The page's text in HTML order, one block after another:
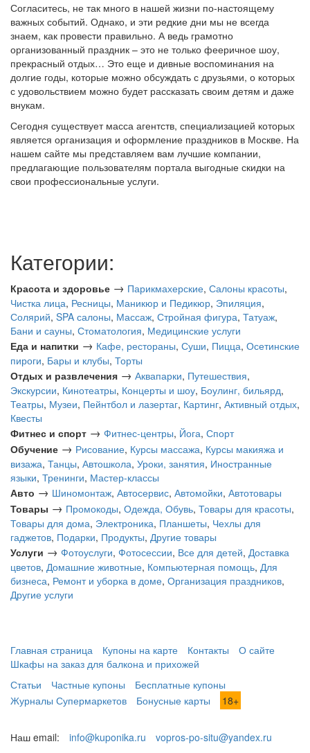
Согласитесь, не так много в нашей жизни по-настоящему
важных событий. Однако, и эти редкие дни мы не всегда
знаем, как провести правильно. А ведь грамотно
организованный праздник – это не только фееричное шоу,
прекрасный отдых… Это еще и дивные воспоминания на
долгие годы, которые можно обсуждать с друзьями, о которых
с удовольствием можно будет рассказать своим детям и даже
внукам.
Сегодня существует масса агентств, специализацией которых
является организация и оформление праздников в Москве. На
нашем сайте мы представляем вам лучшие компании,
предлагающие пользователям портала выгодные скидки на
свои профессиональные услуги.
Категории:
Красота и здоровье → Парикмахерские, Салоны красоты,
Чистка лица, Ресницы, Маникюр и Педикюр, Эпиляция,
Солярий, SPA салоны, Массаж, Стройная фигура, Татуаж,
Бани и сауны, Стоматология, Медицинские услуги
Еда и напитки → Кафе, рестораны, Суши, Пицца, Осетинские
пироги, Бары и клубы, Торты
Отдых и развлечения → Аквапарки, Путешествия,
Экскурсии, Кинотеатры, Концерты и шоу, Боулинг, бильярд,
Театры, Музеи, Пейнтбол и лазертаг, Картинг, Активный отдых,
Квесты
Фитнес и спорт → Фитнес-центры, Йога, Спорт
Обучение → Рисование, Курсы массажа, Курсы макияжа и
визажа, Танцы, Автошкола, Уроки, занятия, Иностранные
языки, Тренинги, Мастер-классы
Авто → Шиномонтаж, Автосервис, Автомойки, Автотовары
Товары → Промокоды, Одежда, Обувь, Товары для красоты,
Товары для дома, Электроника, Планшеты, Чехлы для
гаджетов, Подарки, Продукты, Другие товары
Услуги → Фотоуслуги, Фотосессии, Все для детей, Доставка
цветов, Домашние животные, Компьютерная помощь, Для
бизнеса, Ремонт и уборка в доме, Организация праздников,
Другие услуги
Главная страница Купоны на карте Контакты
О сайте
Шкафы на заказ для балкона и прихожей
Статьи
Частные купоны
Бесплатные купоны
Журналы Супермаркетов
Бонусные карты 18+
Наш email: info@kuponika.ru
vopros-po-situ@yandex.ru